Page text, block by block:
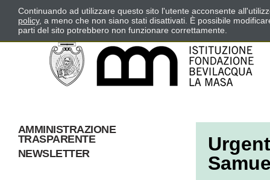
AMMINISTRAZIONE
TRASPARENTE
NEWSLETTER
Continuando ad utilizzare questo sito l'utente acconsente
policy, a meno che non siano stati disattivati. È possibile
parti del sito potrebbero non funzionare correttamente.